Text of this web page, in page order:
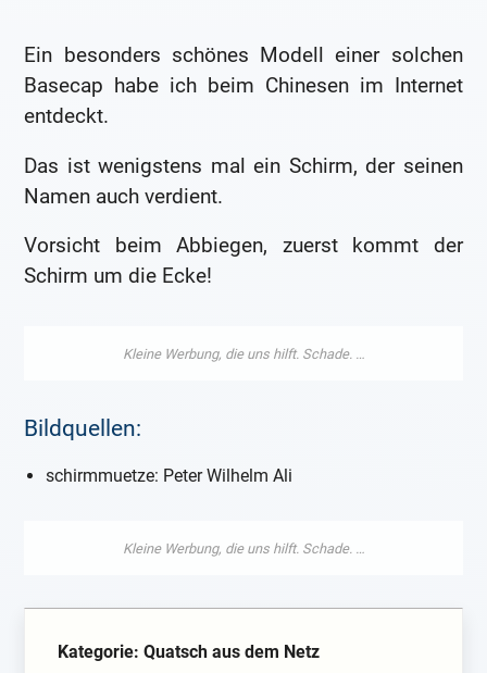
Ein besonders schönes Modell einer solchen
Basecap habe ich beim Chinesen im Internet
entdeckt.
Das ist wenigstens mal ein Schirm, der seinen
Namen auch verdient.
Vorsicht beim Abbiegen, zuerst kommt der
Schirm um die Ecke!
Bildquellen:
schirmmuetze: Peter Wilhelm Ali
Kategorie: Quatsch aus dem Netz